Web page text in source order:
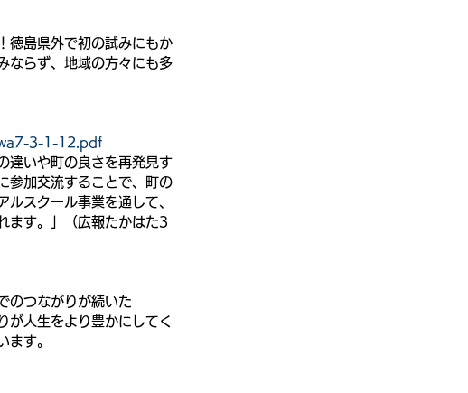
徳島県外で初の試みにもか
ならず、地域の方々にも多
3-1-12.pdf
違いや町の良さを再発見す
参加交流することで、町の
スクール事業を通して、
ます。」（広報たかはた3
のつながりが続いた
が人生をより豊かにしてく
ます。